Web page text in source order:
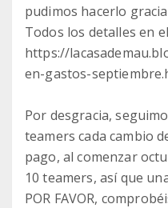
pudimos hacerlo
Todos los detalles en
https://
en-gastos-
Por desgracia,
teamers cada cambio
pago, al comenzar
10 teamers, así que
POR FAVOR,